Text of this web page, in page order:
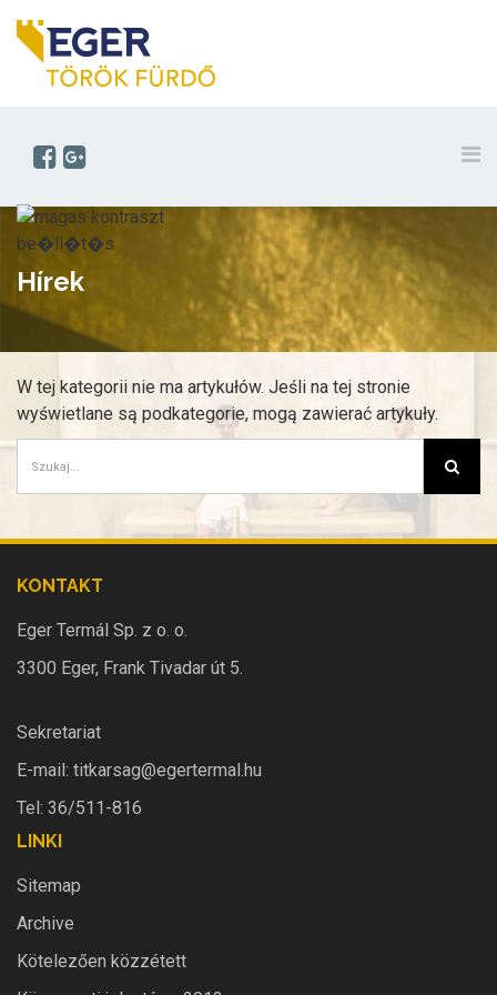
Hírek
W tej kategorii nie ma artykułów. Jeśli na tej stronie
wyświetlane są podkategorie, mogą zawierać artykuły.
KONTAKT
Eger Termál Sp. z o. o.
3300 Eger, Frank Tivadar út 5.
Sekretariat
E-mail: titkarsag@egertermal.hu
Tel: 36/511-816
LINKI
Sitemap
Archive
Kötelezően közzétett